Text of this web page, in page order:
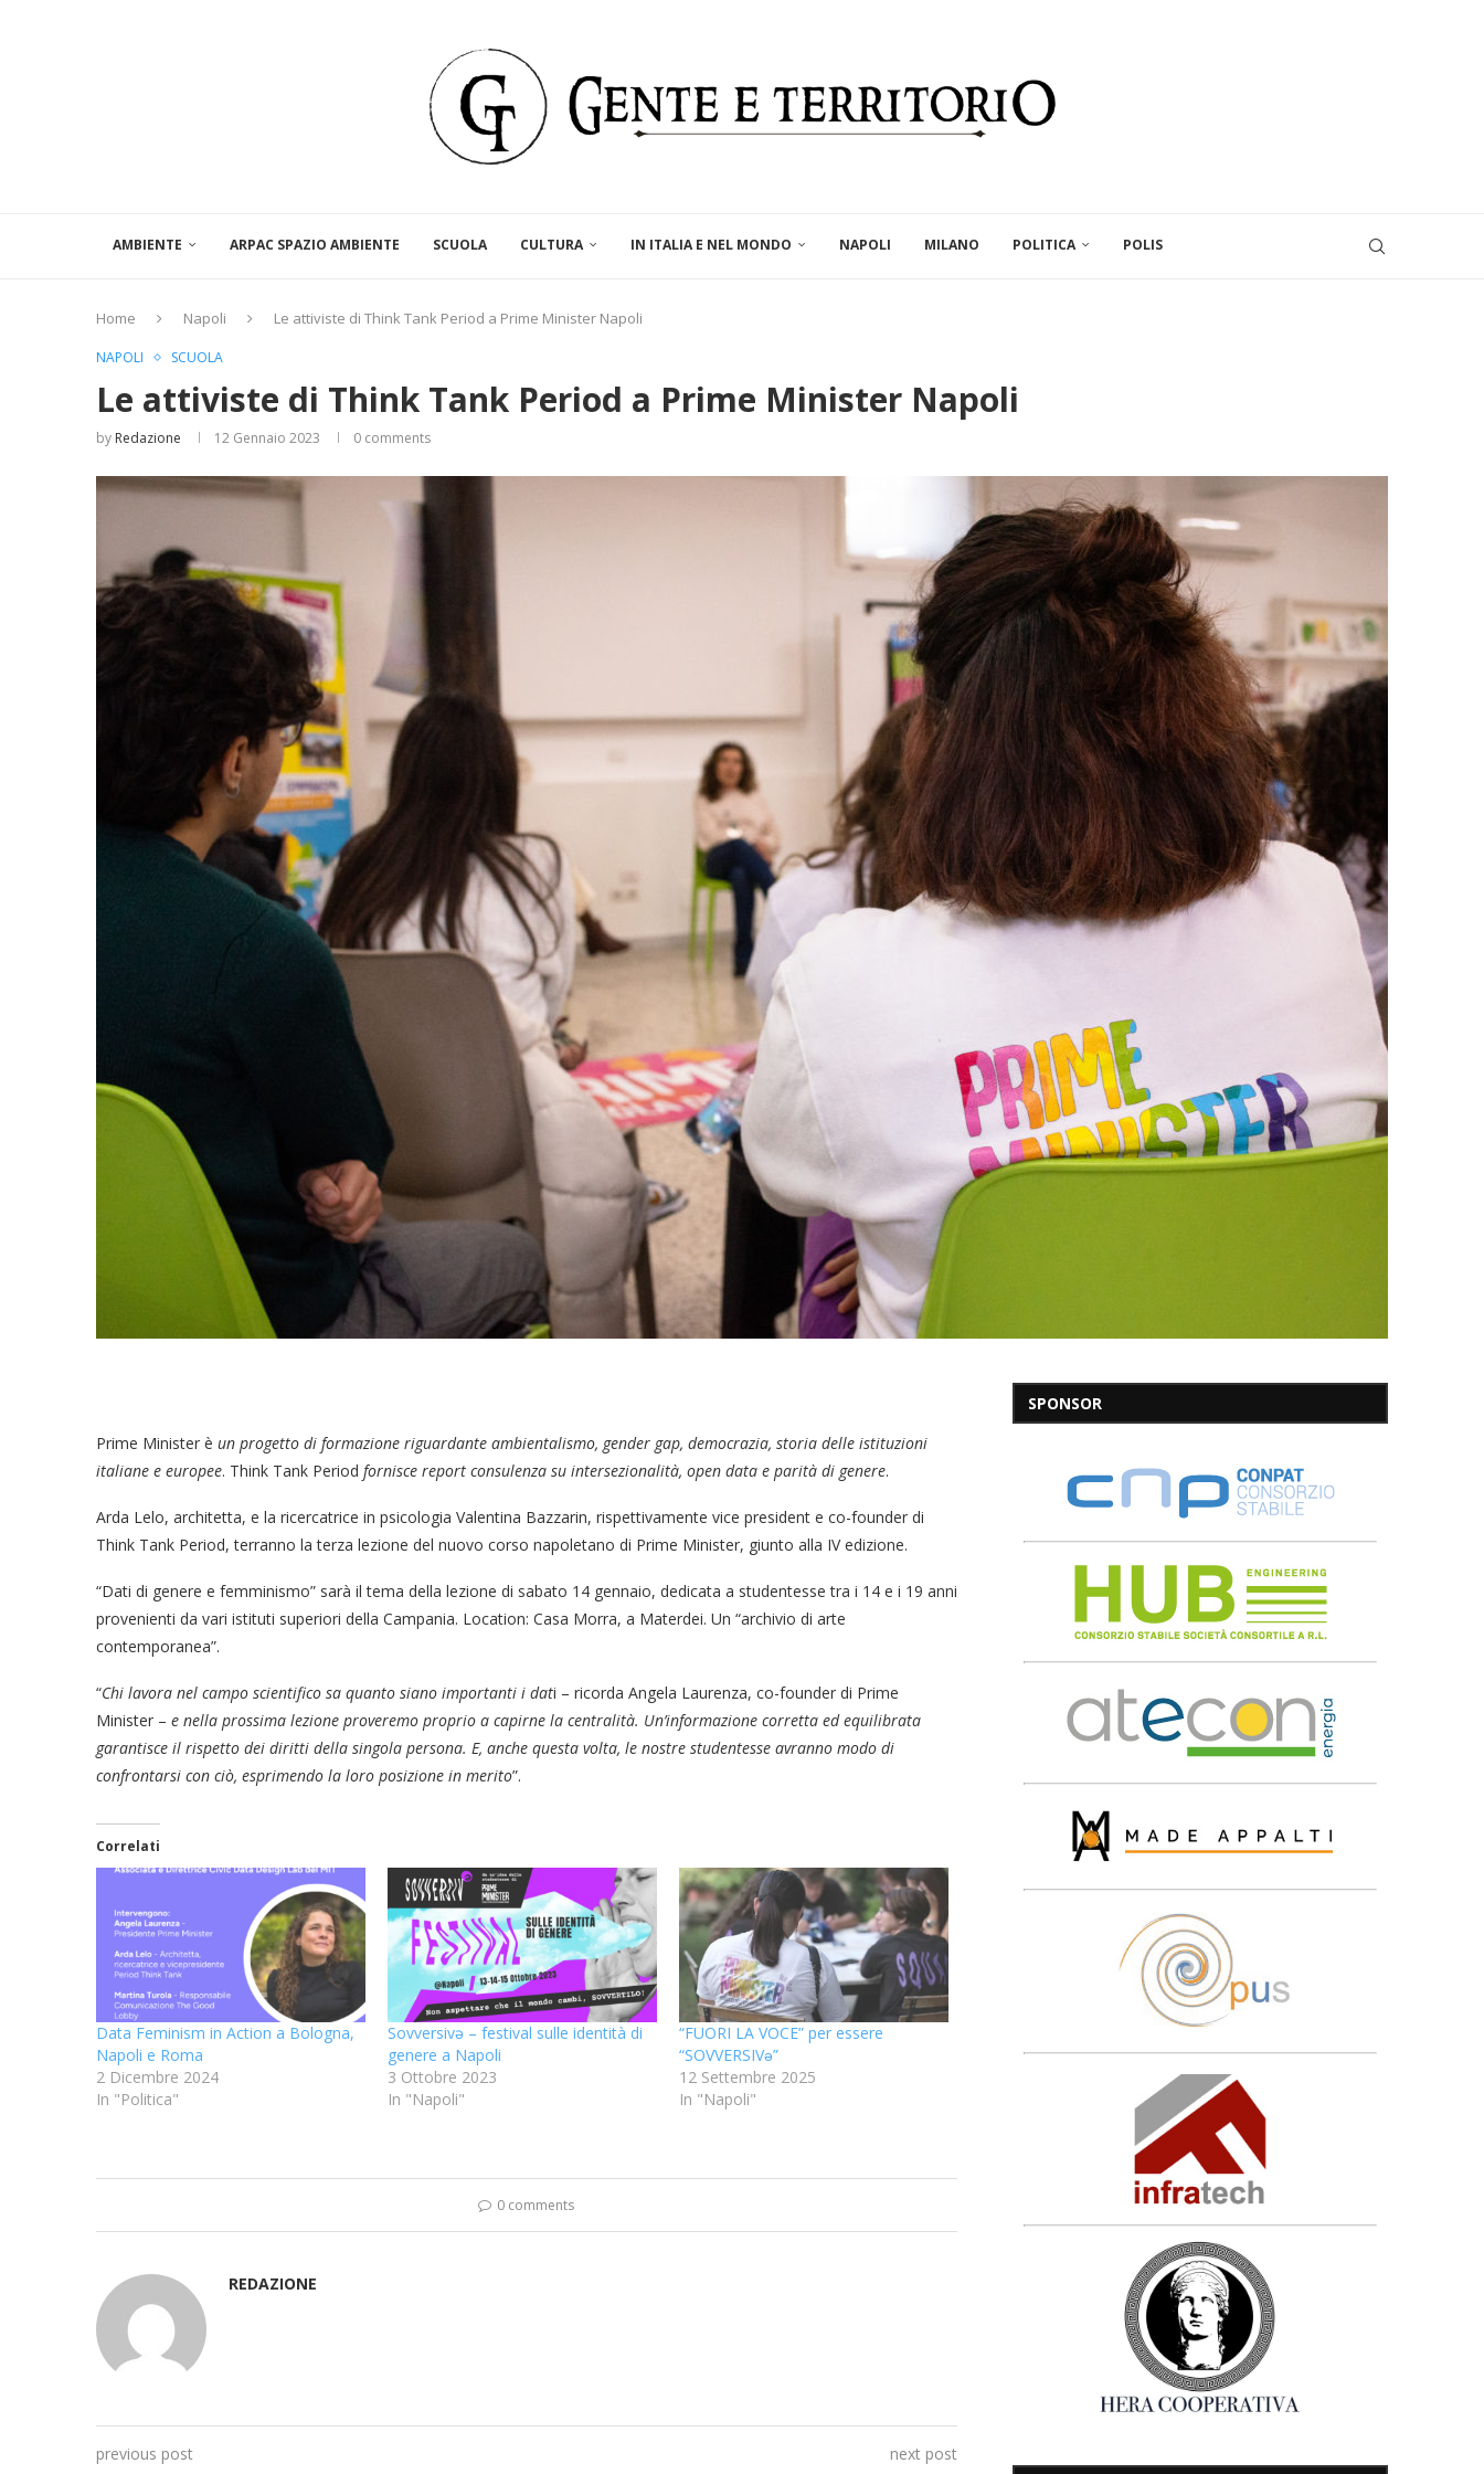
AMBIENTE ARPAC SPAZIO AMBIENTE SCUOLA CULTURA IN ITALIA E NEL MONDO NAPOLI MILANO POLITICA POLIS
Home Napoli Le attiviste di Think Tank Period a Prime Minister Napoli
NAPOLI SCUOLA
Le attiviste di Think Tank Period a Prime Minister Napoli
by Redazione 12 Gennaio 2023 0 comments
Prime Minister è un progetto di formazione riguardante ambientalismo, gender gap, democrazia, storia delle istituzioni
italiane e europee. Think Tank Period fornisce report consulenza su intersezionalità, open data e parità di genere.
Arda Lelo, architetta, e la ricercatrice in psicologia Valentina Bazzarin, rispettivamente vice president e co-founder di
Think Tank Period, terranno la terza lezione del nuovo corso napoletano di Prime Minister, giunto alla IV edizione.
“Dati di genere e femminismo” sarà il tema della lezione di sabato 14 gennaio, dedicata a studentesse tra i 14 e i 19 anni
provenienti da vari istituti superiori della Campania. Location: Casa Morra, a Materdei. Un “archivio di arte
contemporanea”.
“Chi lavora nel campo scientifico sa quanto siano importanti i dati – ricorda Angela Laurenza, co-founder di Prime
Minister – e nella prossima lezione proveremo proprio a capirne la centralità. Un’informazione corretta ed equilibrata
garantisce il rispetto dei diritti della singola persona. E, anche questa volta, le nostre studentesse avranno modo di
confrontarsi con ciò, esprimendo la loro posizione in merito”.
Correlati
Data Feminism in Action a Bologna,
Napoli e Roma
2 Dicembre 2024
In "Politica"
Sovversivə – festival sulle identità di
genere a Napoli
3 Ottobre 2023
In "Napoli"
“FUORI LA VOCE” per essere
“SOVVERSIVǝ”
12 Settembre 2025
In "Napoli"
0 comments
REDAZIONE
previous post
next post
SPONSOR